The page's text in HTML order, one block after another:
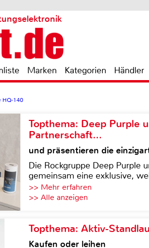
Marken Kategorien Händler
HQ-140
Topthema: Deep Purple
Partnerschaft…
und präsentieren die
Die Rockgruppe Deep Purple
gemeinsam eine exklusive,
>> Mehr erfahren
>> Alle anzeigen
Topthema: Aktiv-
Kaufen oder leihen